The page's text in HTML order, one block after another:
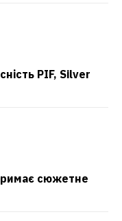
PIF, Silver
сюжетне